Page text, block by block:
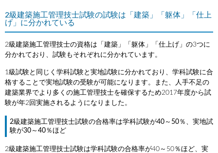
2級建築施工管理技士試験の試験は「建築」「躯体」「仕上
げ」に分かれている
2級建築施工管理技士の資格は「建築」「躯体」「仕上げ」の3つに
分かれており、試験もそれぞれに分かれています。
1級試験と同じく学科試験と実地試験に分かれており、学科試験に合
格することで実地試験の受験が可能になります。また、人手不足の
建築業界でより多くの施工管理技士を確保するため2017年度から試
験が年2回実施されるようになりました。
2級建築施工管理技士試験の合格率は学科試験が40～50％、実地試
験が30～40％ほど
2級建築施工管理技士試験は学科試験の合格率が40～50％ほど、実